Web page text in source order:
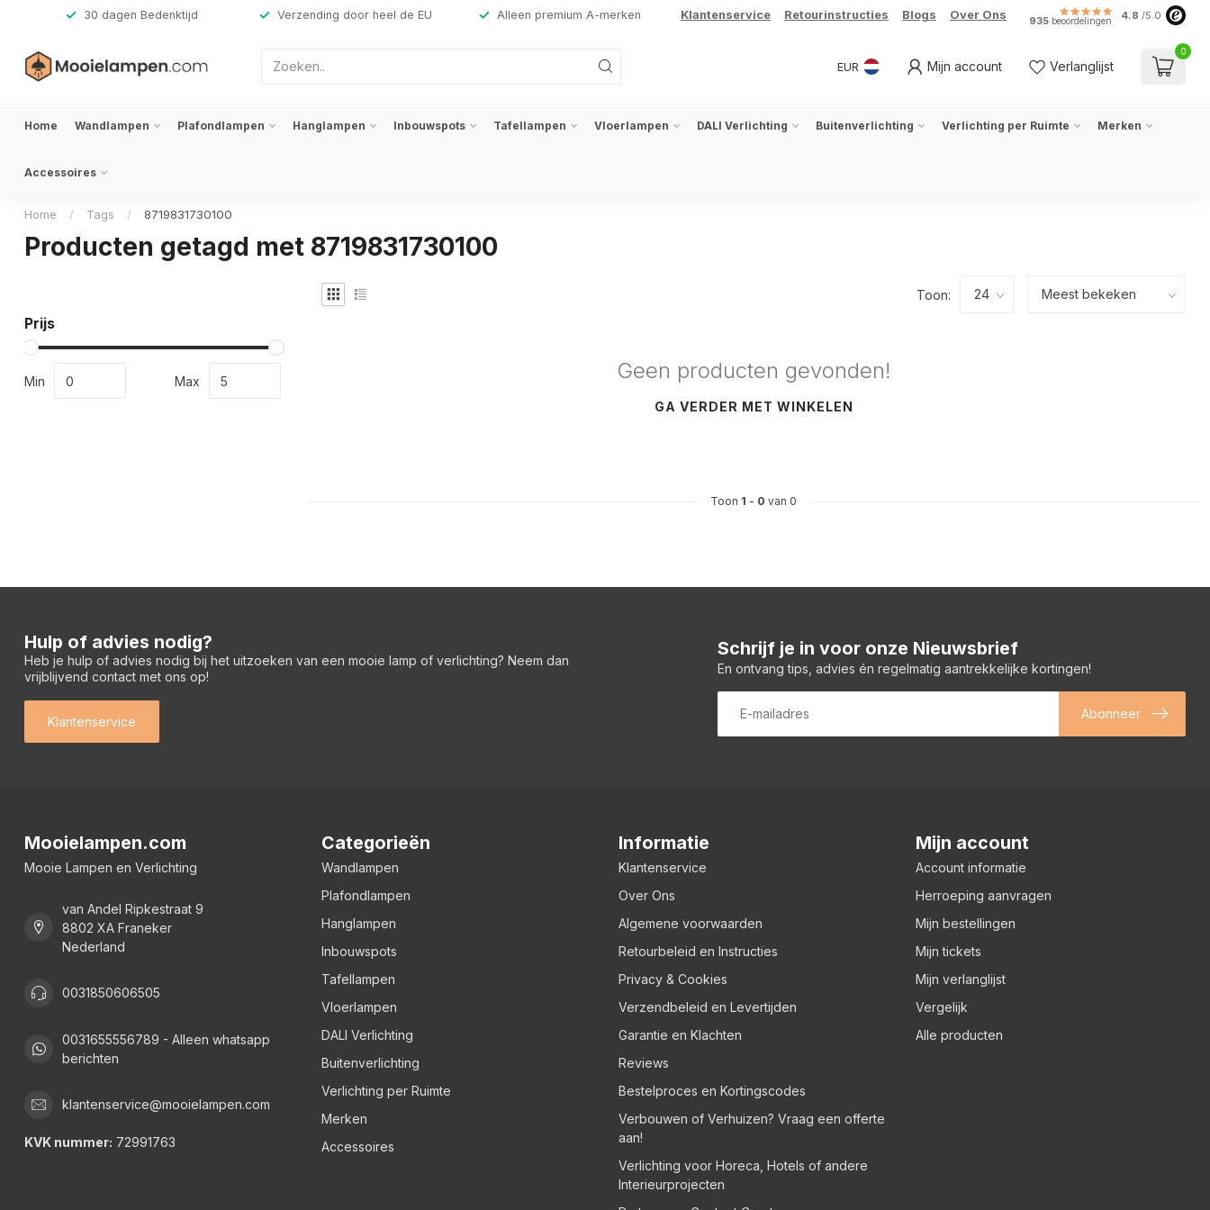
30 dagen Bedenktijd Verzending door heel de EU Alleen premium A-merken Klantenservice Retourinstructies Blogs Over Ons 935 beoordelingen 4.8 /5.0
EUR Mijn account Verlanglijst
0
Home Wandlampen Plafondlampen Hanglampen Inbouwspots Tafellampen Vloerlampen DALI Verlichting Buitenverlichting Verlichting per Ruimte Merken
Accessoires
Home / Tags / 8719831730100
Producten getagd met 8719831730100
Prijs
Min Max
Toon:
Geen producten gevonden!
GA VERDER MET WINKELEN
Toon 1 - 0 van 0
Hulp of advies nodig?
Heb je hulp of advies nodig bij het uitzoeken van een mooie lamp of verlichting? Neem dan
vrijblijvend contact met ons op!
Klantenservice
Schrijf je in voor onze Nieuwsbrief
En ontvang tips, advies én regelmatig aantrekkelijke kortingen!
Abonneer
Mooielampen.com
Mooie Lampen en Verlichting
van Andel Ripkestraat 9
8802 XA Franeker
Nederland
0031850606505
0031655556789 - Alleen whatsapp
berichten
klantenservice@mooielampen.com
KVK nummer: 72991763
Categorieën
Wandlampen
Plafondlampen
Hanglampen
Inbouwspots
Tafellampen
Vloerlampen
DALI Verlichting
Buitenverlichting
Verlichting per Ruimte
Merken
Accessoires
Informatie
Klantenservice
Over Ons
Algemene voorwaarden
Retourbeleid en Instructies
Privacy & Cookies
Verzendbeleid en Levertijden
Garantie en Klachten
Reviews
Bestelproces en Kortingscodes
Verbouwen of Verhuizen? Vraag een offerte
aan!
Verlichting voor Horeca, Hotels of andere
Interieurprojecten
Mijn account
Account informatie
Herroeping aanvragen
Mijn bestellingen
Mijn tickets
Mijn verlanglijst
Vergelijk
Alle producten